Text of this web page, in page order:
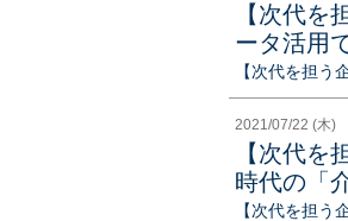
【次代
ータ活用
【次代を担う
2021/07/22 (木)
【次代
時代の「
【次代を担う